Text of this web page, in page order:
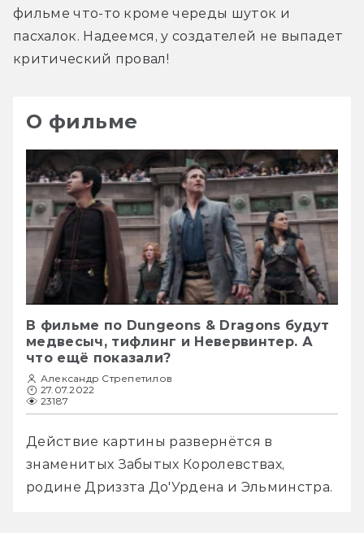
фильме что-то кроме череды шуток и
пасхалок. Надеемся, у создателей не выпадет
критический провал!
О фильме
В фильме по Dungeons & Dragons будут
медвесыч, тифлинг и Невервинтер. А
что ещё показали?
Александр Стрепетилов
27.07.2022
23187
Действие картины развернётся в
знаменитых Забытых Королевствах,
родине Дриззта До'Урдена и Эльминстра.